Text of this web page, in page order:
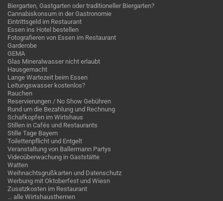
Biergarten, Gastgarten oder traditioneller Biergarten?
Cannabiskonsum in der Gastronomie
Eintrittsgeld im Restaurant
Essen ins Hotel bestellen
Fotografieren von Essen im Restaurant
Garderobe
GEMA
Glas Mineralwasser nicht erlaubt
Hausgemacht
Lange Wartezeit beim Essen
Leitungswasser kostenlos?
Rauchen
Reservierungen / No Show Gebühren
Rund um die Bezahlung und Rechnung
Schafkopfen im Wirtshaus
Stillen in Cafés und Restaurants
Stille Tage Bayern
Toilettenpflicht und Entgelt
Veranstaltung von Ballermann Partys
Videoüberwachung in Gaststätte
Watten
Weihnachtsgrußkarten und Datenschutz
Werbung mit Oktoberfest und Wiesn
Zusatzkosten im Restaurant
… alle Wirtshausthemen